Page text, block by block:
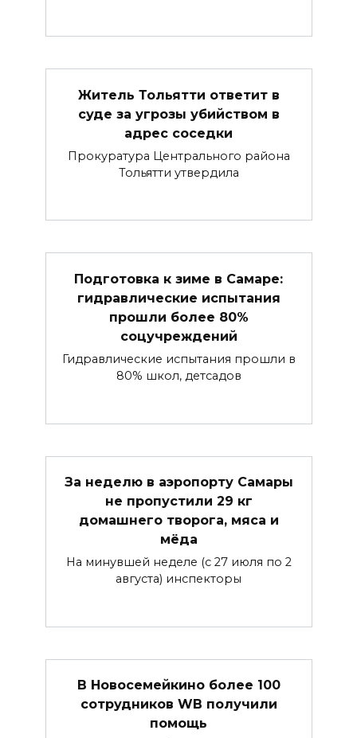
Житель Тольятти ответит в
суде за угрозы убийством в
адрес соседки
Прокуратура Центрального района
Тольятти утвердила
Подготовка к зиме в Самаре:
гидравлические испытания
прошли более 80%
соцучреждений
Гидравлические испытания прошли в
80% школ, детсадов
За неделю в аэропорту Самары
не пропустили 29 кг
домашнего творога, мяса и
мёда
На минувшей неделе (с 27 июля по 2
августа) инспекторы
В Новосемейкино более 100
сотрудников WB получили
помощь